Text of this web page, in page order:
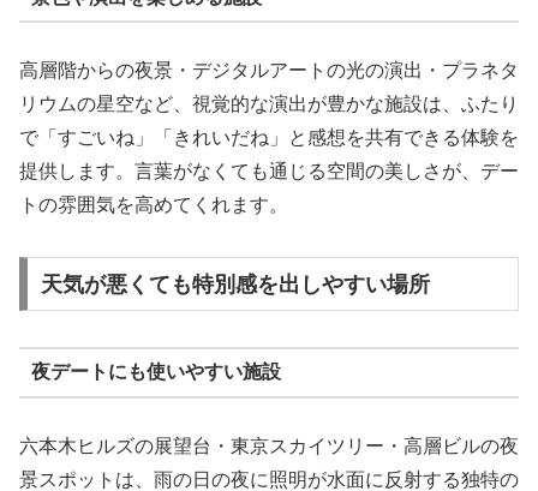
高層階からの夜景・デジタルアートの光の演出・プラネタ
リウムの星空など、視覚的な演出が豊かな施設は、ふたり
で「すごいね」「きれいだね」と感想を共有できる体験を
提供します。言葉がなくても通じる空間の美しさが、デー
トの雰囲気を高めてくれます。
天気が悪くても特別感を出しやすい場所
夜デートにも使いやすい施設
六本木ヒルズの展望台・東京スカイツリー・高層ビルの夜
景スポットは、雨の日の夜に照明が水面に反射する独特の